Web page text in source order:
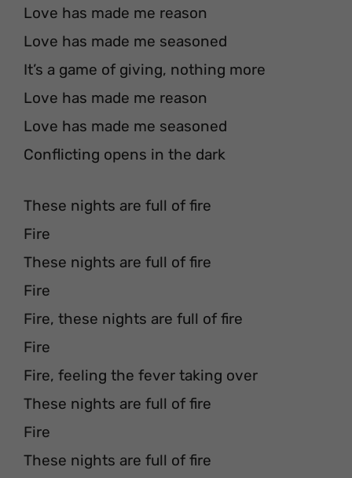
Love has made me reason
Love has made me seasoned
It’s a game of giving, nothing more
Love has made me reason
Love has made me seasoned
Conflicting opens in the dark
These nights are full of fire
Fire
These nights are full of fire
Fire
Fire, these nights are full of fire
Fire
Fire, feeling the fever taking over
These nights are full of fire
Fire
These nights are full of fire